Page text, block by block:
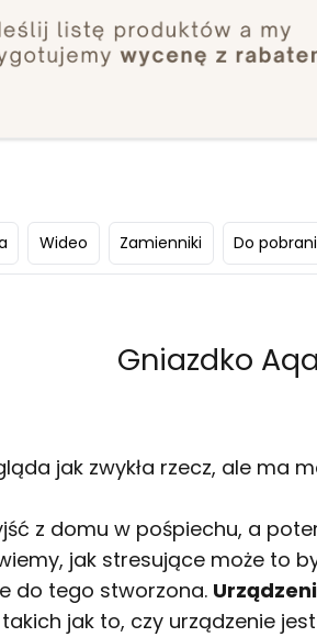
Wideo Zamienniki Do
Gniazdko
jak zwykła rzecz, ale ma
z domu w pośpiechu, a
jak stresujące może to
do tego stworzona.
jak to, czy urządzenie